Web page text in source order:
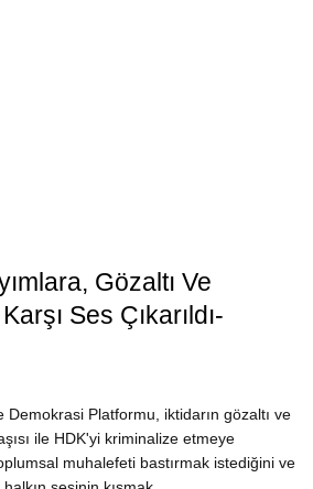
Gözaltı Ve
Ses Çıkarıldı-
Demokrasi Platformu, iktidarın gözaltı ve
ile HDK'yi kriminalize etmeye
muhalefeti bastırmak istediğini ve